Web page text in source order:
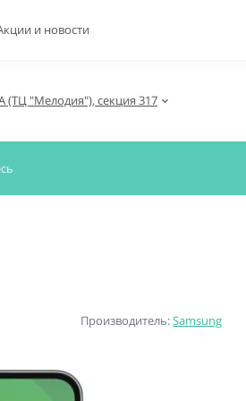
и новости
(ТЦ "Мелодия"), секция 317
Производитель:Samsung